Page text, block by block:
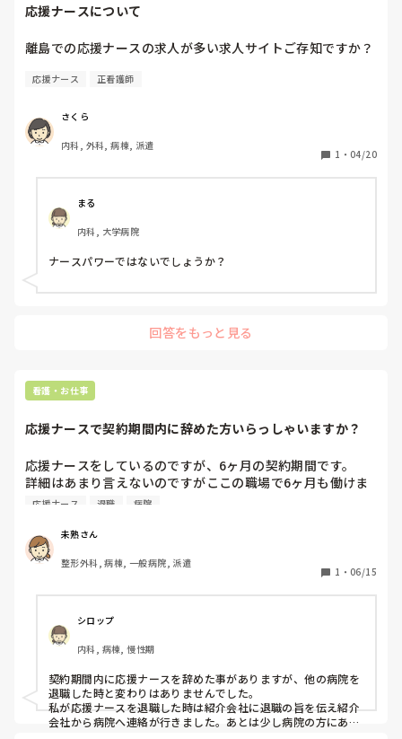
戦力を求めてるわけだから、もう少し勉強したほうがいいね」
即戦力ではないと言われたようなものなので、結構ショックで
した。ここにいていいのかなーと思う日々です。
また、人との相性もあるので一概には言えませんがどこの世界
にも意地悪な人もいます。
あまりおらず共感や発散できないのがしんどいです。
人間関係は受け取り側の考え方次第でもあると思うので半年、
と思って我慢しています。いやでも期間限定で辞められるのが
メリットかなとは思います。
給料は首都圏だと45万くらいもらえるのでそれだけをモチベに
頑張ります。
て舐めてかかっていたら前の病棟より真面目？な人が多く、求
います。
結論、応援ナースは即戦力を求められるので、いいか悪いか
応援ナースについて
離島での応援ナースの求人が多い求人サイトご存知ですか？
応援ナース 正看護師
さくら
内科, 外科, 病棟, 派遣
1 ・ 04/20
まる
内科, 大学病院
ナースパワーではないでしょうか？
回答をもっと見る
看護・お仕事
応援ナースで契約期間内に辞めた方いらっしゃいますか？
応援ナースをしているのですが、6ヶ月の契約期間です。
詳細はあまり言えないのですがここの職場で6ヶ月も働けま
せん。精神的にも辛く耐えて3ヶ月だなと思っています。
契約上、退職は2週間前に申し出れば可能、寮を使用してい
れば費用負担していただく場合がありますと記載されていま
す。
契約期間内に退職された方のお話を聞かせていただきたいで
す。
応援ナース 退職 病院
未熟さん
整形外科, 病棟, 一般病院, 派遣
1 ・ 06/15
シロップ
内科, 病棟, 慢性期
契約期間内に応援ナースを辞めた事がありますが、他の病院を
退職した時と変わりはありませんでした。
私が応援ナースを退職した時は紹介会社に退職の旨を伝え紹介
会社から病院へ連絡が行きました。あとは少し病院の方にあい